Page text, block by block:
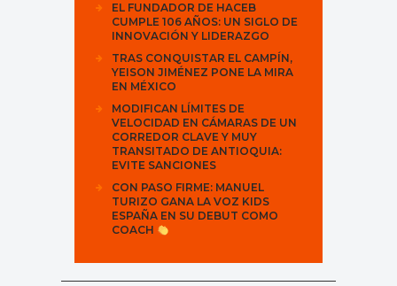
EL FUNDADOR DE HACEB
CUMPLE 106 AÑOS: UN SIGLO DE
INNOVACIÓN Y LIDERAZGO
TRAS CONQUISTAR EL CAMPÍN,
YEISON JIMÉNEZ PONE LA MIRA
EN MÉXICO
MODIFICAN LÍMITES DE
VELOCIDAD EN CÁMARAS DE UN
CORREDOR CLAVE Y MUY
TRANSITADO DE ANTIOQUIA:
EVITE SANCIONES
CON PASO FIRME: MANUEL
TURIZO GANA LA VOZ KIDS
ESPAÑA EN SU DEBUT COMO
COACH